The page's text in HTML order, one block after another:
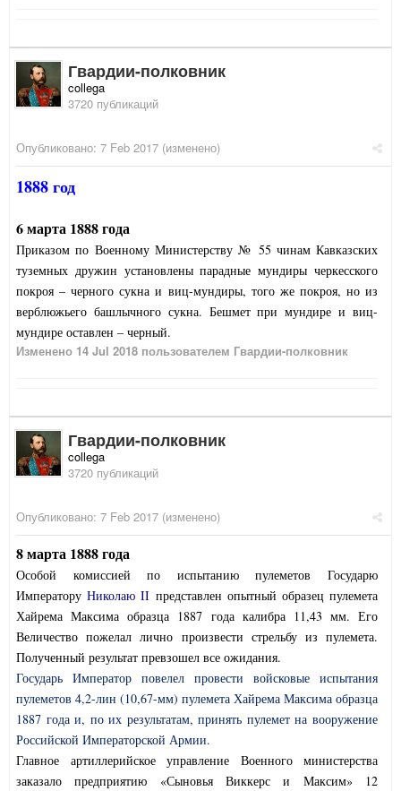
Гвардии-полковник
collega
3720 публикаций
Опубликовано: 7 Feb 2017 (изменено)
1888 год
6 марта 1888 года
Приказом по Военному Министерству № 55 чинам Кавказских
туземных дружин установлены парадные мундиры черкесского
покроя – черного сукна и виц-мундиры, того же покроя, но из
верблюжьего башлычного сукна. Бешмет при мундире и виц-
мундире оставлен – черный.
Изменено 14 Jul 2018 пользователем Гвардии-полковник
Гвардии-полковник
collega
3720 публикаций
Опубликовано: 7 Feb 2017 (изменено)
8 марта 1888 года
Особой комиссией по испытанию пулеметов Государю
ИмператоруНиколаюII представлен опытный образец пулемета
Хайрема Максима образца 1887 года калибра 11,43 мм. Его
Величество пожелал лично произвести стрельбу из пулемета.
Полученный результат превзошел все ожидания.
Государь Император повелел провести войсковые испытания
пулеметов 4,2-лин (10,67-мм) пулемета Хайрема Максима образца
1887 года и, по их результатам, принять пулемет на вооружение
Российской Императорской Армии.
Главное артиллерийское управление Военного министерства
заказало предприятию «Сыновья Виккерс и Максим» 12